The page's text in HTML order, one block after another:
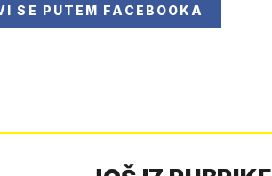
SE PUTEM FACEBOOKA